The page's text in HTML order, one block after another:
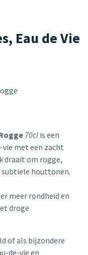
Eau de Vie
70cl is een
met een zacht
draait om rogge,
subtiele houttonen.
meer rondheid en
droge
of als bijzondere
de-vie en